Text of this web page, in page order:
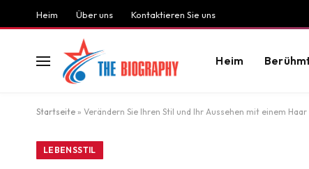
Heim Über uns Kontaktieren Sie uns
Heim
Startseite » Verändern Sie Ihren Stil und Ihr Aussehen mit einem
LEBENSSTIL